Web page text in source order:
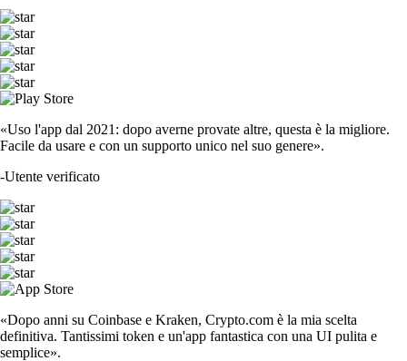
«Uso l'app dal 2021: dopo averne provate altre, questa è la migliore.
Facile da usare e con un supporto unico nel suo genere».
-Utente verificato
«Dopo anni su Coinbase e Kraken, Crypto.com è la mia scelta
definitiva. Tantissimi token e un'app fantastica con una UI pulita e
semplice».